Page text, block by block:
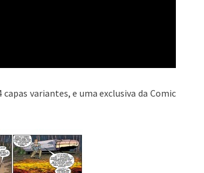
capas variantes, e uma exclusiva da Comic